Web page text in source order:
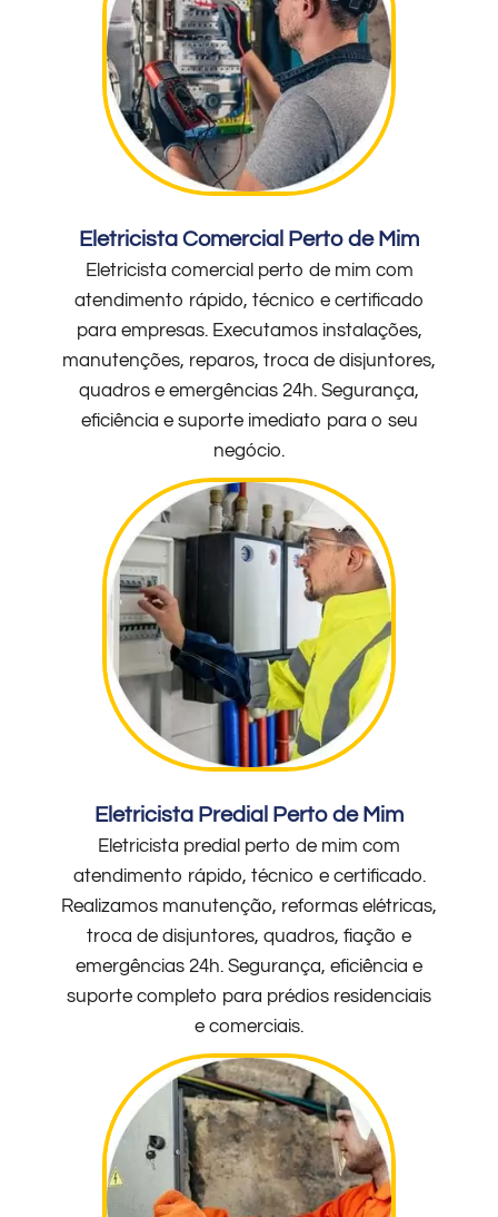
Eletricista Comercial Perto de Mim
Eletricista comercial perto de mim com
atendimento rápido, técnico e certificado
para empresas. Executamos instalações,
manutenções, reparos, troca de disjuntores,
quadros e emergências 24h. Segurança,
eficiência e suporte imediato para o seu
negócio.
Eletricista Predial Perto de Mim
Eletricista predial perto de mim com
atendimento rápido, técnico e certificado.
Realizamos manutenção, reformas elétricas,
troca de disjuntores, quadros, fiação e
emergências 24h. Segurança, eficiência e
suporte completo para prédios residenciais
e comerciais.